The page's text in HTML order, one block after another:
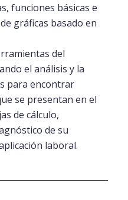
funciones básicas e
gráficas basado en
del
el análisis y la
para encontrar
se presentan en el
de cálculo,
de su
laboral.